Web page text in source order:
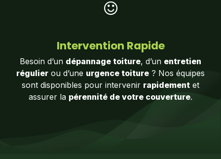
Intervention Rapide
Besoin d’un dépannage toiture, d’un entretien
régulier ou d’une urgence toiture ? Nos équipes
sont disponibles pour intervenir rapidement et
assurer la pérennité de votre couverture.